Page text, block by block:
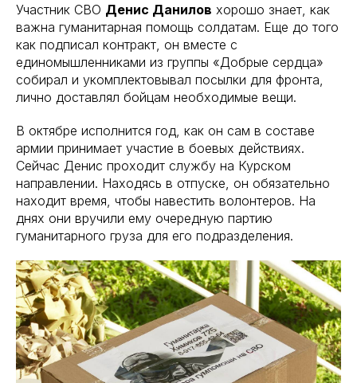
Участник СВО Денис Данилов хорошо знает, как
важна гуманитарная помощь солдатам. Еще до того
как подписал контракт, он вместе с
единомышленниками из группы «Добрые сердца»
собирал и укомплектовывал посылки для фронта,
лично доставлял бойцам необходимые вещи.
В октябре исполнится год, как он сам в составе
армии принимает участие в боевых действиях.
Сейчас Денис проходит службу на Курском
направлении. Находясь в отпуске, он обязательно
находит время, чтобы навестить волонтеров. На
днях они вручили ему очередную партию
гуманитарного груза для его подразделения.